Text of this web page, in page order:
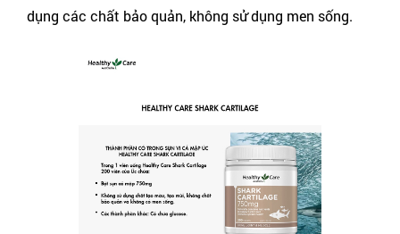
dụng các chất bảo quản, không sử dụng men sống.